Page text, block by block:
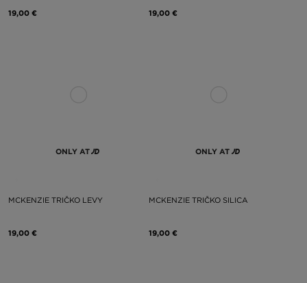
19,00 € 19,00 €
ONLY AT
MCKENZIE TRIČKO LEVY
19,00 €
ONLY AT
MCKENZIE TRIČKO SILICA
19,00 €